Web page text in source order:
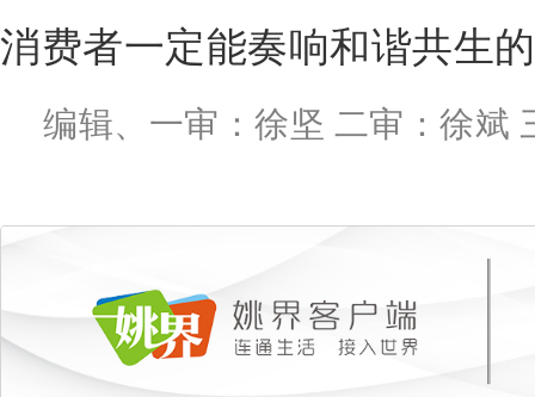
消费者一定能奏响和谐共生
编辑、一审：徐坚 二审：徐斌